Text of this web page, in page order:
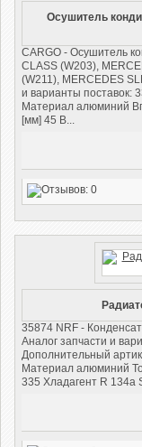
Осушитель
CARGO - Осушитель
CLASS (W203),
(W211), MERCEDES
и варианты поставок:
Материал алюминий
[мм] 45 В...
​35874 NRF -
Аналог запчасти и
Дополнительный
Материал алюминий
335 Хладагент R 134a